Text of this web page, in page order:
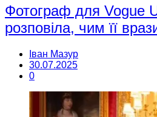
Фотограф для Vogue
розповіла, чим її
Іван Мазур
30.07.2025
0